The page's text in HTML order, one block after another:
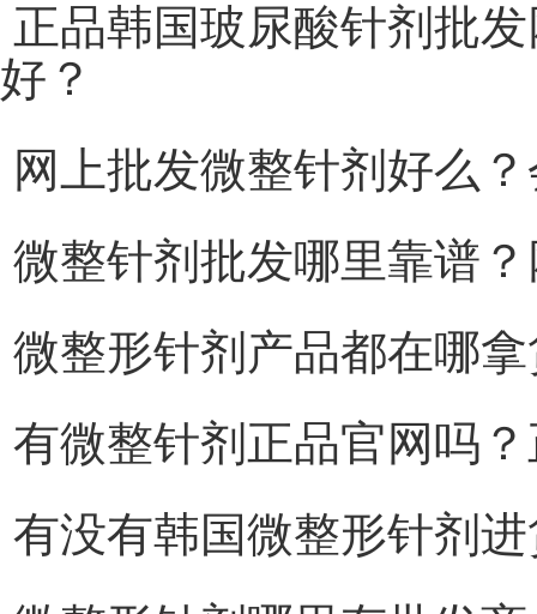
正品韩国玻尿酸针剂批
好？
网上批发微整针剂好么
微整针剂批发哪里靠谱
微整形针剂产品都在哪
有微整针剂正品官网吗
有没有韩国微整形针剂